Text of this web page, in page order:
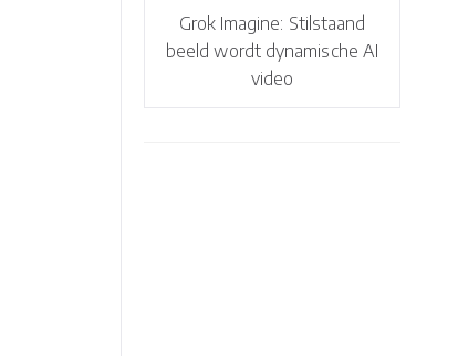
Grok Imagine: Stilstaand
beeld wordt dynamische AI
video